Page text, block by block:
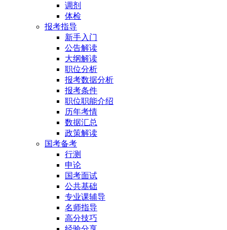
调剂
体检
报考指导
新手入门
公告解读
大纲解读
职位分析
报考数据分析
报考条件
职位职能介绍
历年考情
数据汇总
政策解读
国考备考
行测
申论
国考面试
公共基础
专业课辅导
名师指导
高分技巧